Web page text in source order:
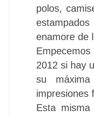
polos,
enamore de
2012 si hay
su
impresiones
Esta